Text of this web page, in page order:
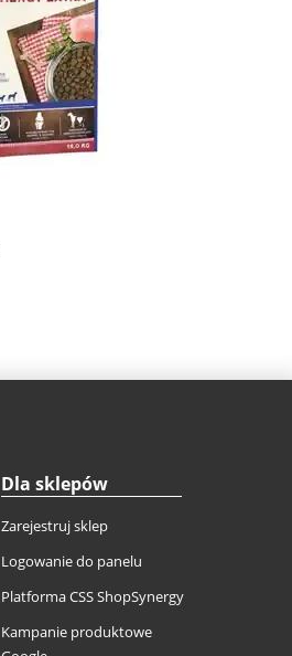
Dla sklepów
Zarejestruj sklep
Logowanie do panelu
Platforma CSS ShopSynergy
Kampanie produktowe